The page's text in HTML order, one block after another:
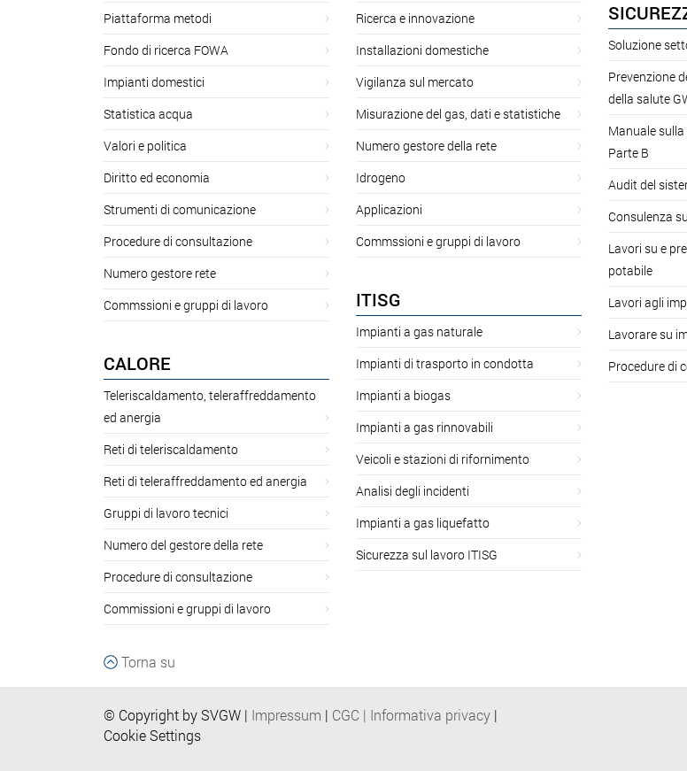
Piattaforma metodi
Fondo di ricerca FOWA
Impianti domestici
Statistica acqua
Valori e politica
Diritto ed economia
Strumenti di comunicazione
Procedure di consultazione
Numero gestore rete
Commssioni e gruppi di lavoro
CALORE
Teleriscaldamento, teleraffreddamento
ed anergia
Reti di teleriscaldamento
Reti di teleraffreddamento ed anergia
Gruppi di lavoro tecnici
Numero del gestore della rete
Procedure di consultazione
Commissioni e gruppi di lavoro
Ricerca e innovazione
Installazioni domestiche
Vigilanza sul mercato
Misurazione del gas, dati e statistiche
Numero gestore della rete
Idrogeno
Applicazioni
Commssioni e gruppi di lavoro
ITISG
Impianti a gas naturale
Impianti di trasporto in condotta
Impianti a biogas
Impianti a gas rinnovabili
Veicoli e stazioni di rifornimento
Analisi degli incidenti
Impianti a gas liquefatto
Sicurezza sul lavoro ITISG
Soluzione
Prevenzione
della salute
Manuale
Parte B
Audit del
Consulenza
Lavori su e
potabile
Lavori agli
Lavorare su
Procedure di
Torna su
© Copyright by SVGW | Impressum | CGC | Informativa privacy |
Cookie Settings